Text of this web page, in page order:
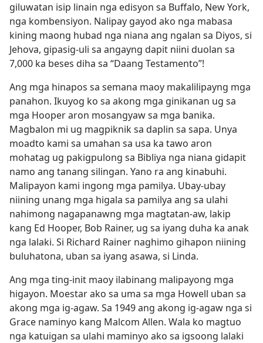
giluwatan isip linain nga edisyon sa Buffalo, New York,
nga kombensiyon. Nalipay gayod ako nga mabasa
kining maong hubad nga niana ang ngalan sa Diyos, si
Jehova, gipasig-uli sa angayng dapit niini duolan sa
7,000 ka beses diha sa “Daang Testamento”!
Ang mga hinapos sa semana maoy makalilipayng mga
panahon. Ikuyog ko sa akong mga ginikanan ug sa
mga Hooper aron mosangyaw sa mga banika.
Magbalon mi ug magpiknik sa daplin sa sapa. Unya
moadto kami sa umahan sa usa ka tawo aron
mohatag ug pakigpulong sa Bibliya nga niana gidapit
namo ang tanang silingan. Yano ra ang kinabuhi.
Malipayon kami ingong mga pamilya. Ubay-ubay
niining unang mga higala sa pamilya ang sa ulahi
nahimong nagapanawng mga magtatan-aw, lakip
kang Ed Hooper, Bob Rainer, ug sa iyang duha ka anak
nga lalaki. Si Richard Rainer naghimo gihapon niining
buluhatona, uban sa iyang asawa, si Linda.
Ang mga ting-init maoy ilabinang malipayong mga
higayon. Moestar ako sa uma sa mga Howell uban sa
akong mga ig-agaw. Sa 1949 ang akong ig-agaw nga si
Grace naminyo kang Malcom Allen. Wala ko magtuo
nga katuigan sa ulahi maminyo ako sa igsoong lalaki